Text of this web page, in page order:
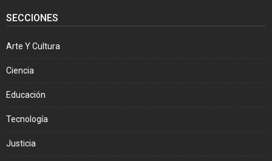
SECCIONES
Arte Y Cultura
Ciencia
Educación
Tecnología
Justicia